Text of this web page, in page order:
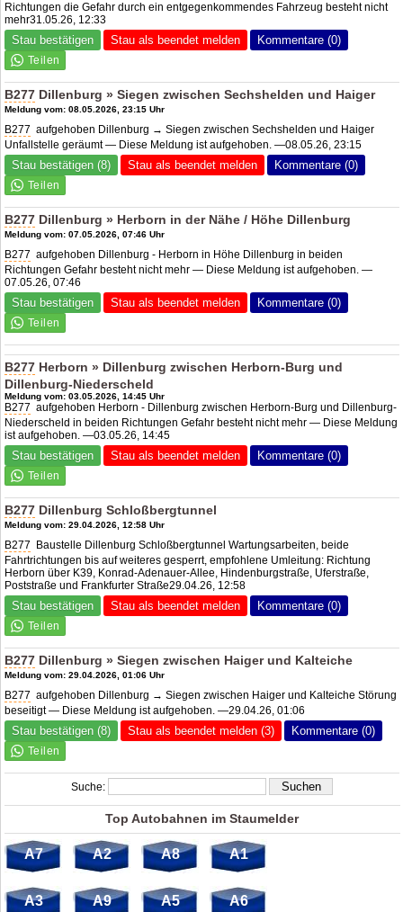
Richtungen die Gefahr durch ein entgegenkommendes Fahrzeug besteht nicht
mehr31.05.26, 12:33
Stau bestätigen Stau als beendet melden Kommentare (0)
B277 Dillenburg » Siegen zwischen Sechshelden und Haiger
Meldung vom: 08.05.2026, 23:15 Uhr
B277 aufgehoben Dillenburg → Siegen zwischen Sechshelden und Haiger
Unfallstelle geräumt — Diese Meldung ist aufgehoben. —08.05.26, 23:15
Stau bestätigen (8) Stau als beendet melden Kommentare (0)
B277 Dillenburg » Herborn in der Nähe / Höhe Dillenburg
Meldung vom: 07.05.2026, 07:46 Uhr
B277 aufgehoben Dillenburg - Herborn in Höhe Dillenburg in beiden
Richtungen Gefahr besteht nicht mehr — Diese Meldung ist aufgehoben. —
07.05.26, 07:46
Stau bestätigen Stau als beendet melden Kommentare (0)
B277 Herborn » Dillenburg zwischen Herborn-Burg und
Dillenburg-Niederscheld
Meldung vom: 03.05.2026, 14:45 Uhr
B277 aufgehoben Herborn - Dillenburg zwischen Herborn-Burg und Dillenburg-
Niederscheld in beiden Richtungen Gefahr besteht nicht mehr — Diese Meldung
ist aufgehoben. —03.05.26, 14:45
Stau bestätigen Stau als beendet melden Kommentare (0)
B277 Dillenburg Schloßbergtunnel
Meldung vom: 29.04.2026, 12:58 Uhr
B277
Baustelle Dillenburg Schloßbergtunnel Wartungsarbeiten, beide
Fahrtrichtungen bis auf weiteres gesperrt, empfohlene Umleitung: Richtung
Herborn über K39, Konrad-Adenauer-Allee, Hindenburgstraße, Uferstraße,
Poststraße und Frankfurter Straße29.04.26, 12:58
Stau bestätigen Stau als beendet melden Kommentare (0)
B277 Dillenburg » Siegen zwischen Haiger und Kalteiche
Meldung vom: 29.04.2026, 01:06 Uhr
B277 aufgehoben Dillenburg → Siegen zwischen Haiger und Kalteiche Störung
beseitigt — Diese Meldung ist aufgehoben. —29.04.26, 01:06
Stau bestätigen (8) Stau als beendet melden (3) Kommentare (0)
Suche:
Top Autobahnen im Staumelder
A7 A2 A8 A1
A3 A9 A5 A6